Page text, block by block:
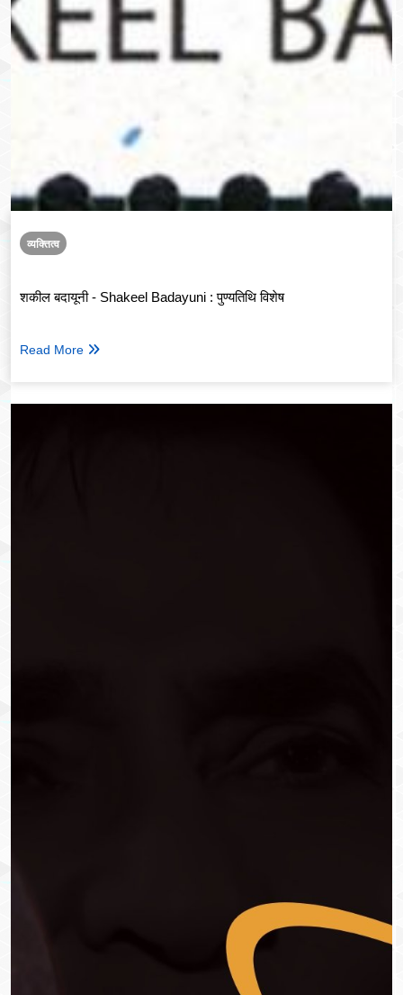
व्यक्तित्व
शकील बदायूनी - Shakeel Badayuni : पुण्यतिथि विशेष
Read More